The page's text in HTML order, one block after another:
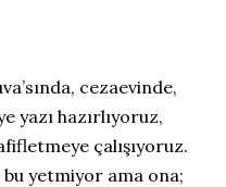
cezaevinde,
yazı hazırlıyoruz,
çalışıyoruz.
yetmiyor ama ona;